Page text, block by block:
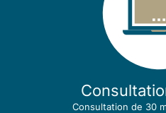
Consultation de 30